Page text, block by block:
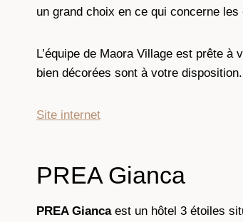
un grand choix en ce qui concerne
L’équipe de Maora Village est prête
bien décorées sont à votre disposition.
Site internet
PREA Gianca
PREA Giancaest un hôtel 3 étoiles